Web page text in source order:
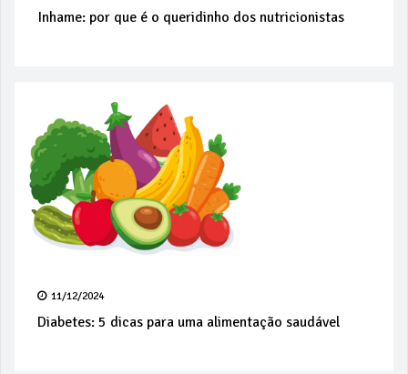
Inhame: por que é o queridinho dos nutricionistas
11/12/2024
Diabetes: 5 dicas para uma alimentação saudável